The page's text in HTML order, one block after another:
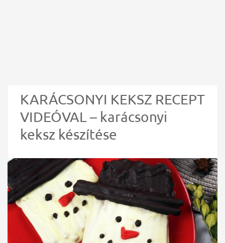
KARÁCSONYI KEKSZ RECEPT
VIDEÓVAL – karácsonyi
keksz készítése